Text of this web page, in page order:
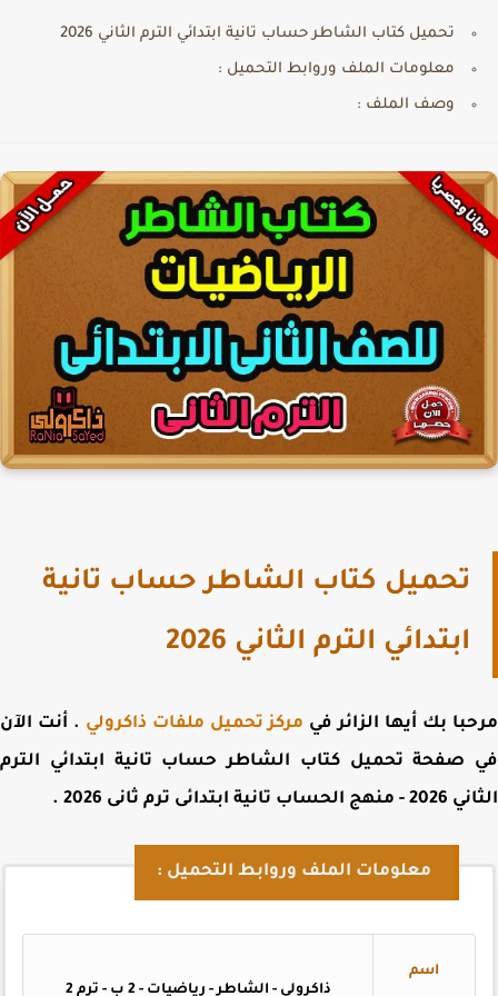
تحميل كتاب الشاطر حساب تانية ابتدائي الترم الثاني 2026
معلومات الملف وروابط التحميل :
وصف الملف :
تحميل كتاب الشاطر حساب تانية
ابتدائي الترم الثاني 2026
بك أيها الزائر فيمركز تحميل ملفات ذاكرولي. أنت الآن
صفحةتحميل كتاب الشاطر حساب تانية ابتدائي الترم
تانية ابتدائى ترم ثانى 2026
.
معلومات الملف وروابط التحميل :
اسم
ذاكرولي - الشاطر - رياضيات - 2 ب - ترم 2